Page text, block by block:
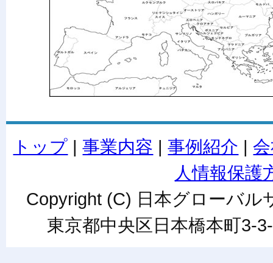
トップ |事業内容 |事例紹介 |
人情報保護
Copyright (C) 日本グローバル
東京都中央区日本橋本町3-